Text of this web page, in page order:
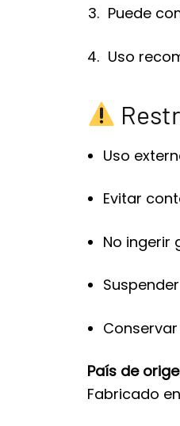
Puede
Uso
Uso
Evitar
No ingerir
País de
Fabricado